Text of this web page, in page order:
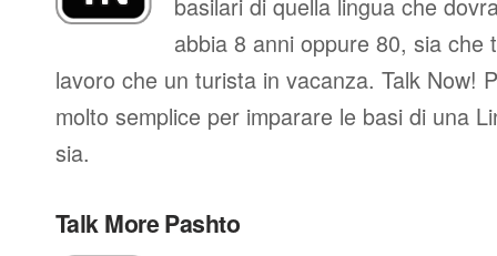
abbia 8 anni oppure 80, sia che
lavoro che un turista in vacanza. Talk Now!
molto semplice per imparare le basi di una
sia.
Talk More Pashto